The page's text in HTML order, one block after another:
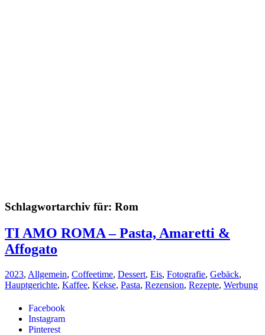
Facebook
Instagram
Pinterest
Schlagwortarchiv für: Rom
TI AMO ROMA – Pasta, Amaretti &
Affogato
2023, Allgemein, Coffeetime, Dessert, Eis, Fotografie, Gebäck,
Hauptgerichte, Kaffee, Kekse, Pasta, Rezension, Rezepte, Werbung